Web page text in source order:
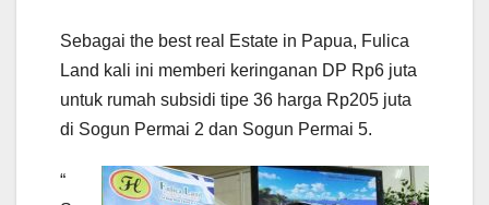
Sebagai the best real Estate in Papua, Fulica
Land kali ini memberi keringanan DP Rp6 juta
untuk rumah subsidi tipe 36 harga Rp205 juta
di Sogun Permai 2 dan Sogun Permai 5.
“